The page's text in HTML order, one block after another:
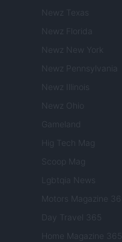
Newz Texas
Newz Florida
Newz New York
Newz Pennsylvania
Newz Illinois
Newz Ohio
Gameland
Hig Tech Mag
Scoop Mag
Lgbtqia News
Motors Magazine 365
Day Travel 365
Home Magazine 365